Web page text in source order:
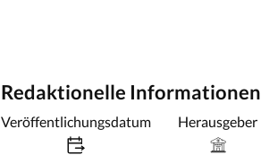
Redaktionelle Informationen
Veröffentlichungsdatum Herausgeber